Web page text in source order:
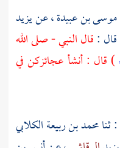
موسى بن عبيدة، عنيزيد
قال :قال النبي - صلى الله
) قال : أنشأ عجائزكن في
ثنامحمد بن ربيعة الكلابي